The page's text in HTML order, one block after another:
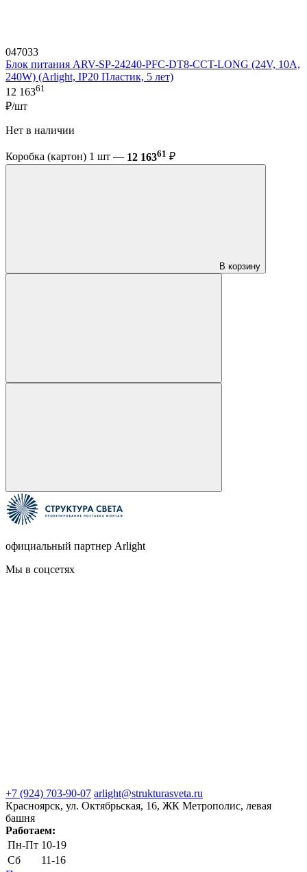
047033
Блок питания ARV-SP-24240-PFC-DT8-CCT-LONG (24V, 10A,
240W) (Arlight, IP20 Пластик, 5 лет)
12 16361
₽/шт
Нет в наличии
Коробка (картон) 1 шт — 12 16361 ₽
В корзину
официальный партнер Arlight
Мы в соцсетях
+7 (924) 703-90-07 arlight@strukturasveta.ru
Красноярск, ул. Октябрьская, 16, ЖК Метрополис, левая
башня
Работаем:
Пн-Пт 10-19
Сб
11-16